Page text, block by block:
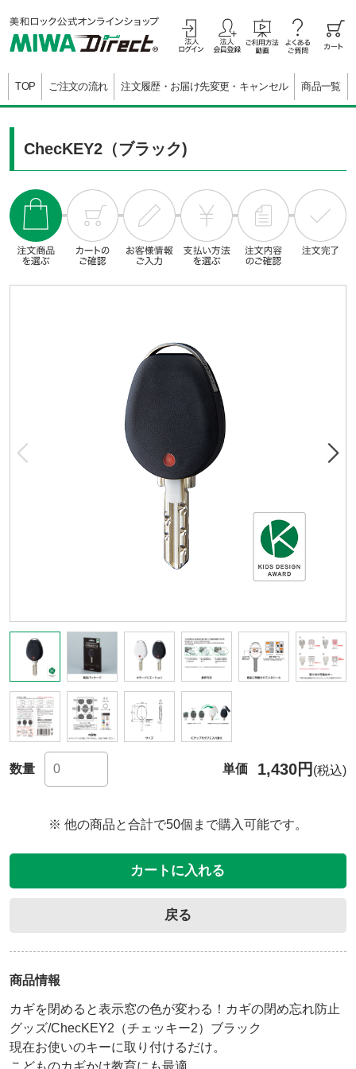
TOP ご注文の流れ 注文履歴・お届け先変更・キャンセル 商品一覧
ChecKEY2（ブラック)
数量 単価 1,430円 (税込)
※ 他の商品と合計で50個まで購入可能です。
カートに入れる
戻る
商品情報
カギを閉めると表示窓の色が変わる！カギの閉め忘れ防止
グッズ/ChecKEY2（チェッキー2）ブラック
現在お使いのキーに取り付けるだけ。